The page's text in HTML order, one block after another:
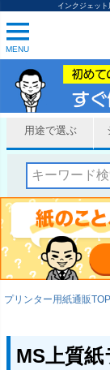
インクジェッ
MENU
用途で選ぶ
プリンター用紙通販TOP
MS上質紙